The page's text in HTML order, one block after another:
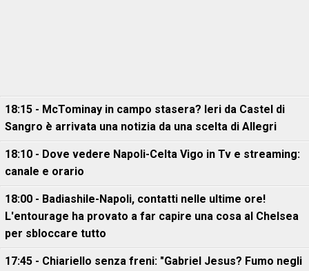
18:15 - McTominay in campo stasera? Ieri da Castel di
Sangro è arrivata una notizia da una scelta di Allegri
18:10 - Dove vedere Napoli-Celta Vigo in Tv e streaming:
canale e orario
18:00 - Badiashile-Napoli, contatti nelle ultime ore!
L'entourage ha provato a far capire una cosa al Chelsea
per sbloccare tutto
17:45 - Chiariello senza freni: "Gabriel Jesus? Fumo negli